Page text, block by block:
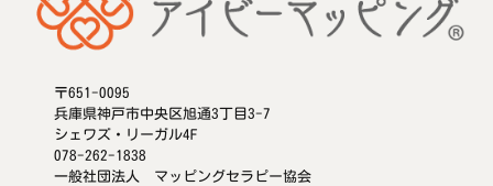
〒651-0095
兵庫県神戸市中央区旭通3丁目3-7
シェワズ・リーガル4F
078-262-1838
一般社団法人 マッピングセラピー協会